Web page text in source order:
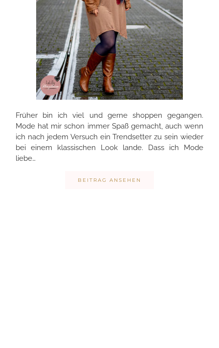
Früher bin ich viel und gerne shoppen gegangen.
Mode hat mir schon immer Spaß gemacht, auch wenn
ich nach jedem Versuch ein Trendsetter zu sein wieder
bei einem klassischen Look lande. Dass ich Mode
liebe…
BEITRAG ANSEHEN